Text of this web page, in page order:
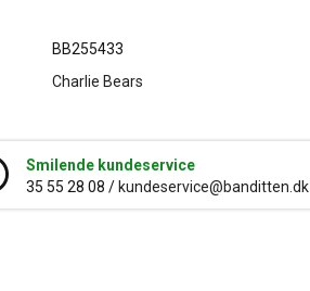
BB255433
Charlie Bears
Smilende kundeservice
35 55 28 08 / kundeservice@banditten.dk